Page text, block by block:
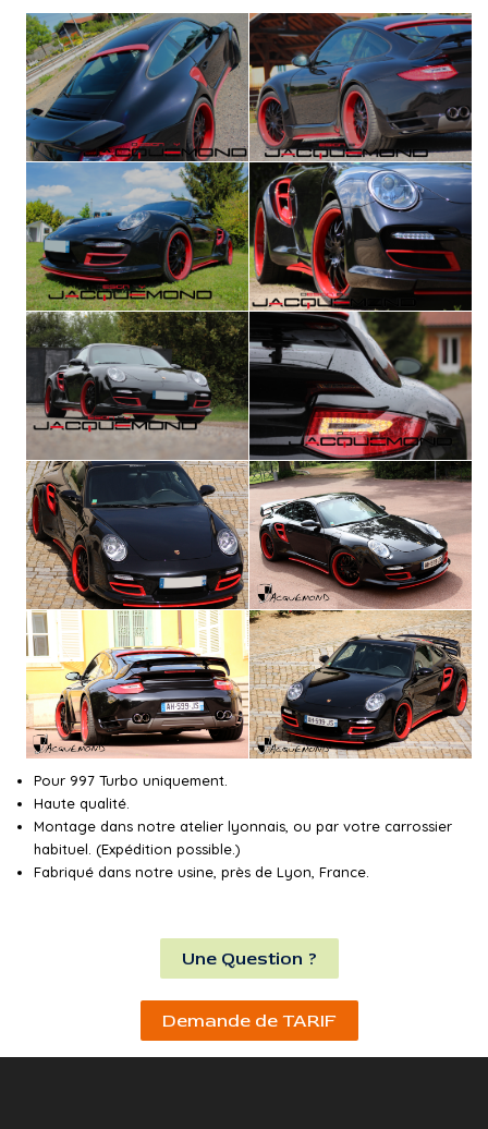
Pour 997 Turbo uniquement.
Haute qualité.
Montage dans notre atelier lyonnais, ou par votre carrossier
habituel. (Expédition possible.)
Fabriqué dans notre usine, près de Lyon, France.
Une Question ?
Demande de TARIF